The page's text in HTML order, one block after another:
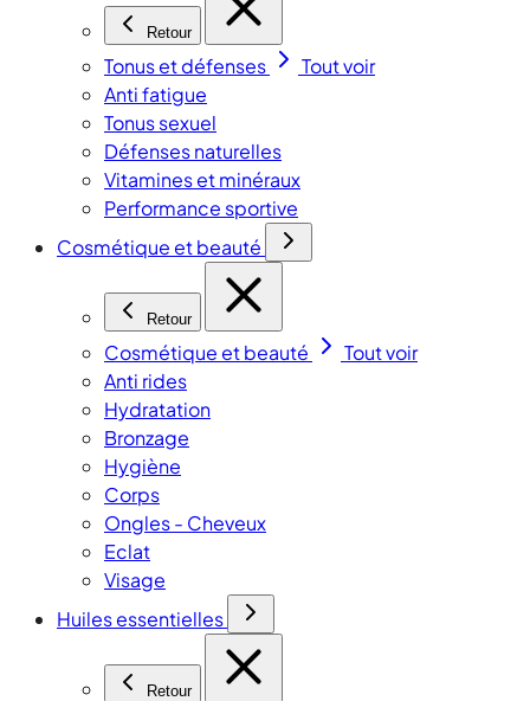
Retour
Tonus et défenses
Tout voir
Anti fatigue
Tonus sexuel
Défenses naturelles
Vitamines et minéraux
Performance sportive
Cosmétique et beauté
Retour
Cosmétique et beauté
Tout voir
Anti rides
Hydratation
Bronzage
Hygiène
Corps
Ongles - Cheveux
Eclat
Visage
Huiles essentielles
Retour